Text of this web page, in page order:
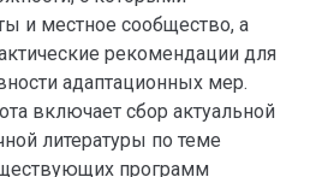
и местное сообщество, а
рекомендации для
адаптационных мер.
включает сбор актуальной
литературы по теме
программ